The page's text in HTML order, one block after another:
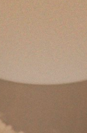
Ovos Le Creuset Vermelho